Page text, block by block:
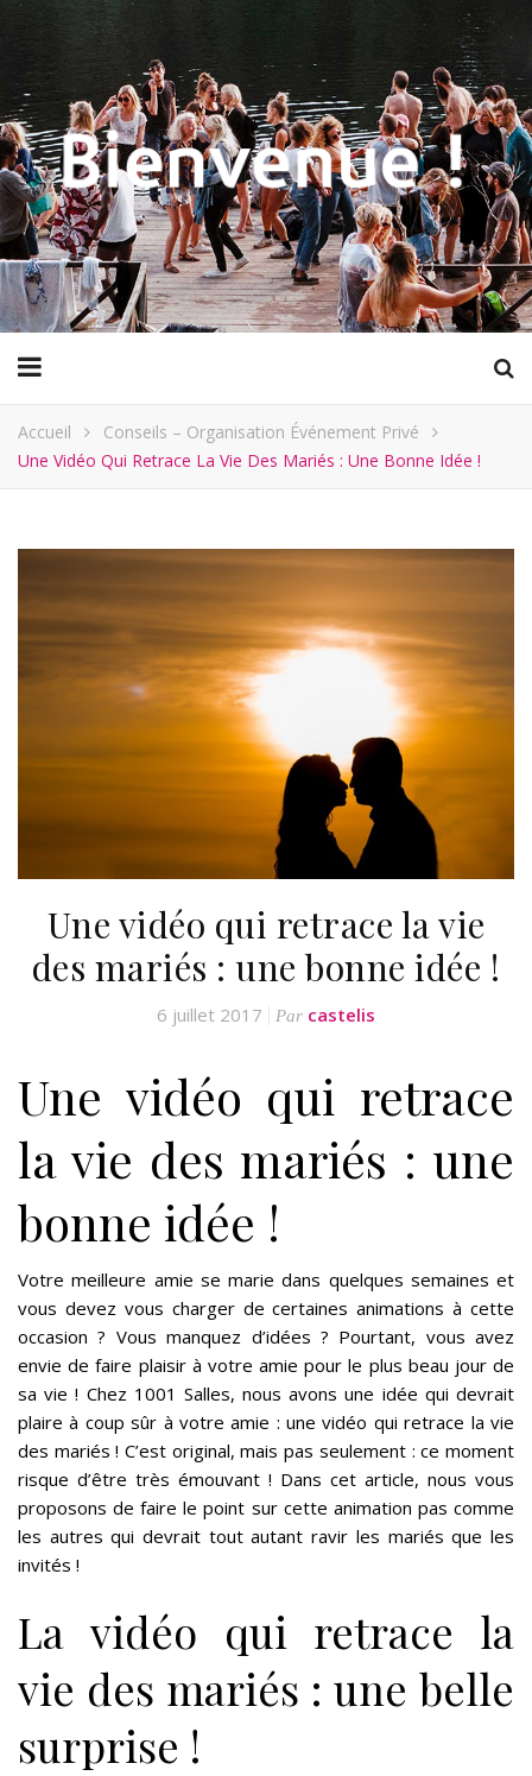
Accueil
Conseils – Organisation Événement Privé
Une Vidéo Qui Retrace La Vie Des Mariés : Une Bonne Idée !
Une vidéo qui retrace la vie
des mariés : une bonne idée !
6 juillet 2017 Par castelis
Une vidéo qui retrace
la vie des mariés : une
bonne idée !
Votre meilleure amie se marie dans quelques semaines et
vous devez vous charger de certaines animations à cette
occasion ? Vous manquez d’idées ? Pourtant, vous avez
envie de faire plaisir à votre amie pour le plus beau jour de
sa vie ! Chez 1001 Salles, nous avons une idée qui devrait
plaire à coup sûr à votre amie : une vidéo qui retrace la vie
des mariés ! C’est original, mais pas seulement : ce moment
risque d’être très émouvant ! Dans cet article, nous vous
proposons de faire le point sur cette animation pas comme
les autres qui devrait tout autant ravir les mariés que les
invités !
La vidéo qui retrace la
vie des mariés : une belle
surprise !